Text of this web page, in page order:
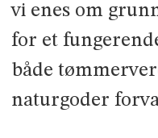
vi enes om
for et
både
naturgoder